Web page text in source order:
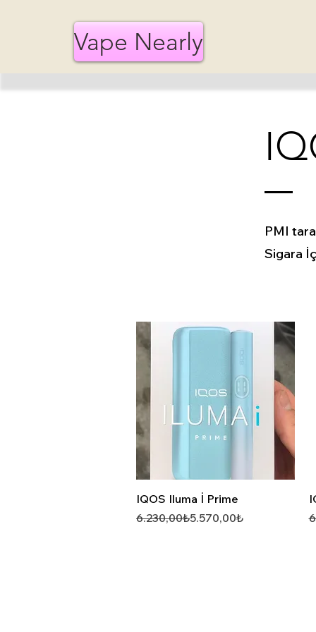
Vape Nearly
PMI
Sigara
Hızlı Görünüm
IQOS Iluma İ Prime
Normal Fiyat
6.230,00₺
İndirimli Fiyat5.570,00₺